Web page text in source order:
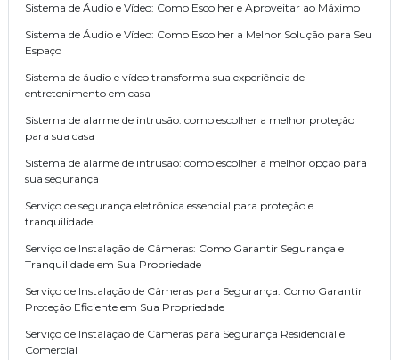
Sistema de Áudio e Vídeo: Como Escolher e Aproveitar ao Máximo
Sistema de Áudio e Vídeo: Como Escolher a Melhor Solução para Seu
Espaço
Sistema de áudio e vídeo transforma sua experiência de
entretenimento em casa
Sistema de alarme de intrusão: como escolher a melhor proteção
para sua casa
Sistema de alarme de intrusão: como escolher a melhor opção para
sua segurança
Serviço de segurança eletrônica essencial para proteção e
tranquilidade
Serviço de Instalação de Câmeras: Como Garantir Segurança e
Tranquilidade em Sua Propriedade
Serviço de Instalação de Câmeras para Segurança: Como Garantir
Proteção Eficiente em Sua Propriedade
Serviço de Instalação de Câmeras para Segurança Residencial e
Comercial